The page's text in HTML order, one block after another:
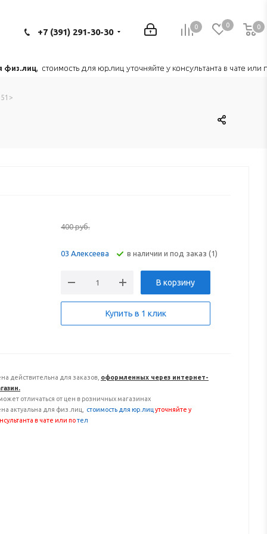
0 0 0
0
+7 (391) 291-30-30
400руб.
03 Алексеева В наличии и под заказ (1)
В корзину
Купить в 1 клик
действительна для заказов, оформленных через интернет-
отличаться от цен в розничных магазинах
актуальна для физ.лиц,
стоимость для юр.лиц уточняйте у
в чате или потел